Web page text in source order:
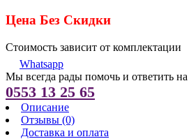
Цена Без Скидки
Стоимость зависит от комплектации
Whatsapp
Мы всегда рады помочь и ответить
0553 13 25 65
Описание
Отзывы (0)
Доставка и оплата